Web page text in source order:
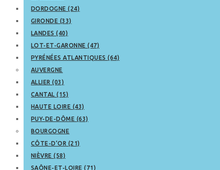
DORDOGNE (24)
GIRONDE (33)
LANDES (40)
LOT-ET-GARONNE (47)
PYRÉNÉES ATLANTIQUES (64)
AUVERGNE
ALLIER (03)
CANTAL (15)
HAUTE LOIRE (43)
PUY-DE-DÔME (63)
BOURGOGNE
CÔTE-D’OR (21)
NIÈVRE (58)
SAÔNE-ET-LOIRE (71)